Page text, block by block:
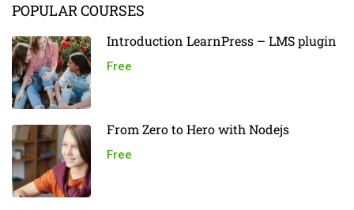
POPULAR COURSES
Introduction LearnPress – LMS plugin
Free
From Zero to Hero with Nodejs
Free